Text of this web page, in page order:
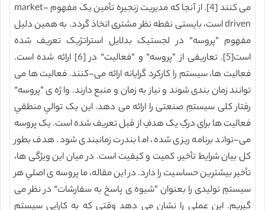
می کنند [4]. از آنجا که مدیریت زنجیره تأمین یک مفهوم market-
driven است، بایستی نقطه نظر مشتری اتخاذ گردد. به همین دلیل
مفهوم “پروسه” در لجستیک بدلایل استراتژیک تعریف شده
است[5]. تعاریفی از “پروسه” و “فعالیت” در [6] ارائه شده است.
فعالیت ها، سیستم را کارکرد گرایانه ارائه می-کنند. فعالیت ها می
توانند زمان بندی شوند و نیاز به زمان و منبع دارند. وا ژه ی “پروسه”
رفتار کلی سیستمِ صنعتی را ارائه می دهد. این یک توالیِ منطقیِ
فعالیت ها برای درکِ یک هدفِ از قبل تعریف شده است. یک پروسه
می-تواند برنامه ریزی شده، اما بندرت زمانبندی شود. هدف بطور
کل بیان شرایط تأخیر، کمیت و کیفیت است. در میان این ویژگی ها،
تأخیر بیشترین حساسیت را دارد. در این مقاله، ما پروسه ی اصلیِ هر
سیستمِ تولیدی را بعنوان “شیوه ی پاسخ به سفارشات” در نظر می
گیریم. این عملی را نشان می دهد وقتی که به کارایی سیستم